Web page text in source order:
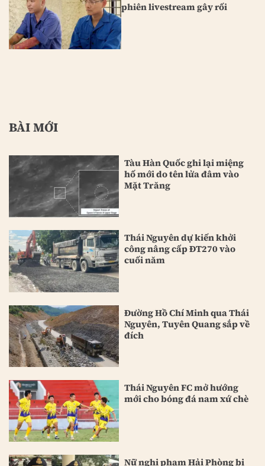
phiên livestream gây rối
BÀI MỚI
Tàu Hàn Quốc ghi lại miệng
hố mới do tên lửa đâm vào
Mặt Trăng
Thái Nguyên dự kiến khởi
công nâng cấp ĐT270 vào
cuối năm
Đường Hồ Chí Minh qua Thái
Nguyên, Tuyên Quang sắp về
đích
Thái Nguyên FC mở hướng
mới cho bóng đá nam xứ chè
Nữ nghi phạm Hải Phòng bị